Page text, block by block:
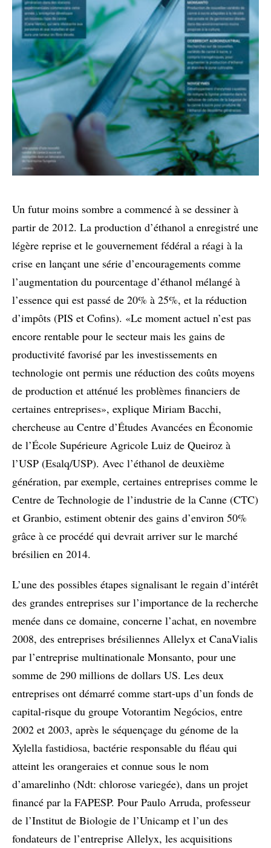
Un futur moins sombre a commencé à se dessiner à
partir de 2012. La production d’éthanol a enregistré une
légère reprise et le gouvernement fédéral a réagi à la
crise en lançant une série d’encouragements comme
l’augmentation du pourcentage d’éthanol mélangé à
l’essence qui est passé de 20% à 25%, et la réduction
d’impôts (PIS et Cofins). «Le moment actuel n’est pas
encore rentable pour le secteur mais les gains de
productivité favorisé par les investissements en
technologie ont permis une réduction des coûts moyens
de production et atténué les problèmes financiers de
certaines entreprises», explique Miriam Bacchi,
chercheuse au Centre d’Études Avancées en Économie
de l’École Supérieure Agricole Luiz de Queiroz à
l’USP (Esalq/USP). Avec l’éthanol de deuxième
génération, par exemple, certaines entreprises comme le
Centre de Technologie de l’industrie de la Canne (CTC)
et Granbio, estiment obtenir des gains d’environ 50%
grâce à ce procédé qui devrait arriver sur le marché
brésilien en 2014.
L’une des possibles étapes signalisant le regain d’intérêt
des grandes entreprises sur l’importance de la recherche
menée dans ce domaine, concerne l’achat, en novembre
2008, des entreprises brésiliennes Allelyx et CanaVialis
par l’entreprise multinationale Monsanto, pour une
somme de 290 millions de dollars US. Les deux
entreprises ont démarré comme start-ups d’un fonds de
capital-risque du groupe Votorantim Negócios, entre
2002 et 2003, après le séquençage du génome de la
Xylella fastidiosa, bactérie responsable du fléau qui
atteint les orangeraies et connue sous le nom
d’amarelinho (Ndt: chlorose variegée), dans un projet
financé par la FAPESP. Pour Paulo Arruda, professeur
de l’Institut de Biologie de l’Unicamp et l’un des
fondateurs de l’entreprise Allelyx, les acquisitions